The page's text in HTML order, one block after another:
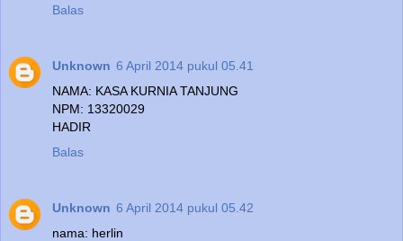
Balas
Unknown 6 April 2014 pukul 05.41
NAMA: KASA KURNIA TANJUNG
NPM: 13320029
HADIR
Balas
Unknown 6 April 2014 pukul 05.42
nama: herlin